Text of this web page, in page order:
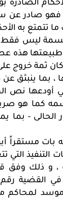
الصادرة
فهو صادر
ما تتمتع به
ليس فقط
طبيعتها هذه
ثمة خروج
، بما ينبثق
الحالى -
بات مستقراً
التنفيذ
، و ذلك وفق
لمحاكم